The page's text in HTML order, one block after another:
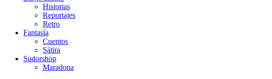
Historias
Reportajes
Retro
Fantasía
Cuentos
Sátira
Sudorshop
Maradona